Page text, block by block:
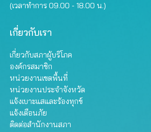
(เวลาทำการ 09.00 - 18.00 น.)
เกี่ยวกับเรา
เกี่ยวกับสภาผู้บริโภค
องค์กรสมาชิก
หน่วยงานเขตพื้นที่
หน่วยงานประจำจังหวัด
แจ้งเบาะแสและร้องทุกข์
แจ้งเตือนภัย
ติดต่อสำนักงานสภา